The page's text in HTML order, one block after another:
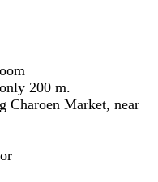
200 m.
Charoen Market, near